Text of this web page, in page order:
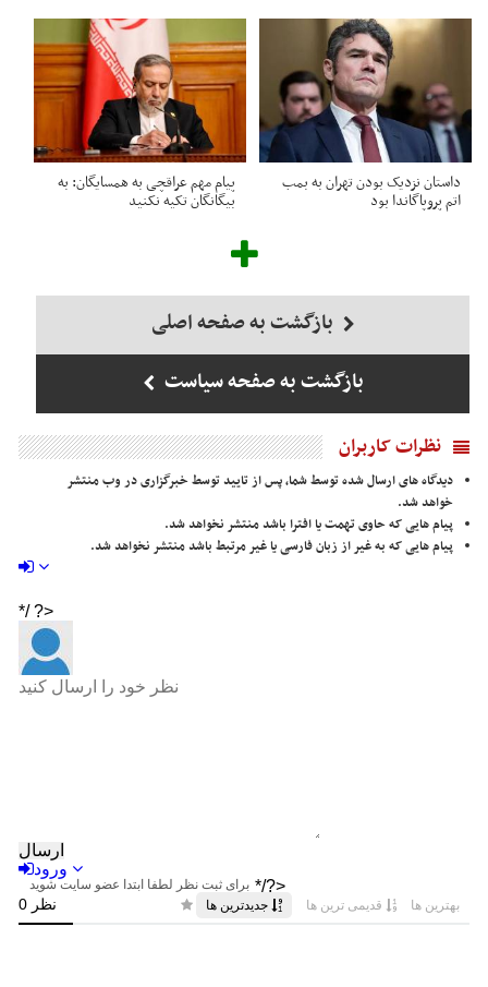
داستان نزدیک بودن تهران به بمب
اتم پروپاگاندا بود
پیام مهم عراقچی به همسایگان: به
بیگانگان تکیه نکنید
بازگشت به صفحه اصلی
بازگشت به صفحه سیاست
نظرات کاربران
دیدگاه های ارسال شده توسط شما، پس از تایید توسط خبرگزاری در وب منتشر
خواهد شد.
پیام هایی که حاوی تهمت یا افترا باشد منتشر نخواهد شد.
پیام هایی که به غیر از زبان فارسی یا غیر مرتبط باشد منتشر نخواهد شد.